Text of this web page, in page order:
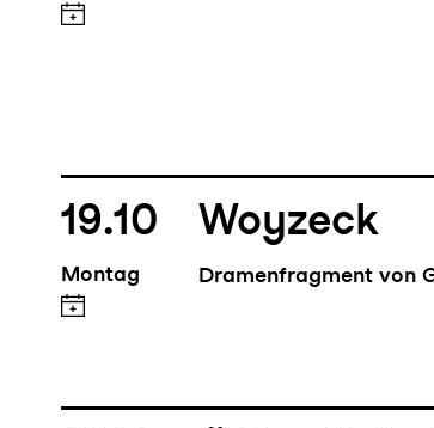
19.10
Montag
Woyzeck
Dramenfragment von